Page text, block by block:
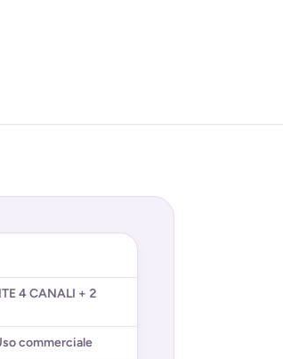
4 CANALI + 2
commerciale